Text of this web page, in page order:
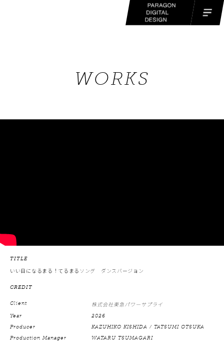
WORKS
TITLE
いい日になるまる！てるまるソング ダンスバージョン
CREDIT
Client
株式会社東急パワーサプライ
Year
2026
Producer
KAZUHIKO KISHIDA / TATSUMI OTSUKA
Production Manager
WATARU TSUMAGARI